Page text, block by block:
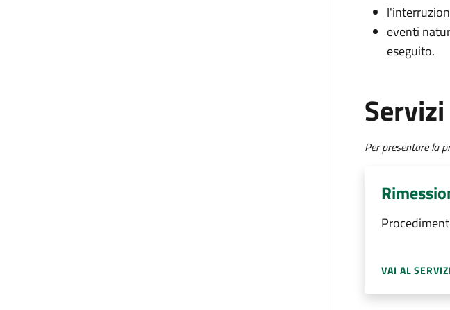
eventi
eseguito.
Servizi
Per presentare la
VAI AL